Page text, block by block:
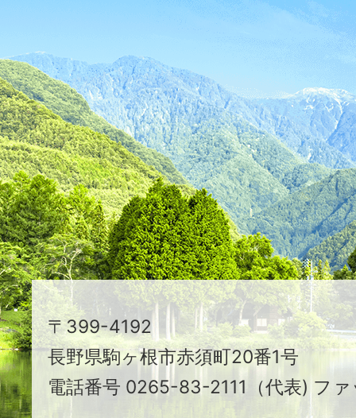
が
た
つ
映
え
る
ま
ち
駒
ヶ
根
市
〒399-4192
長野県駒ヶ根市赤須町20番1号
電話番号 0265-83-2111（代表) フ